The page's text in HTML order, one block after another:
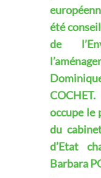
été
de
occupe le
du
d’Etat
Barbara